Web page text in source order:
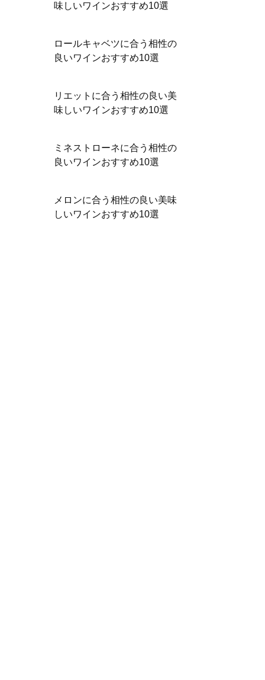
味しいワインおすすめ10選
ロールキャベツに合う相性の
良いワインおすすめ10選
リエットに合う相性の良い美
味しいワインおすすめ10選
ミネストローネに合う相性の
良いワインおすすめ10選
メロンに合う相性の良い美味
しいワインおすすめ10選